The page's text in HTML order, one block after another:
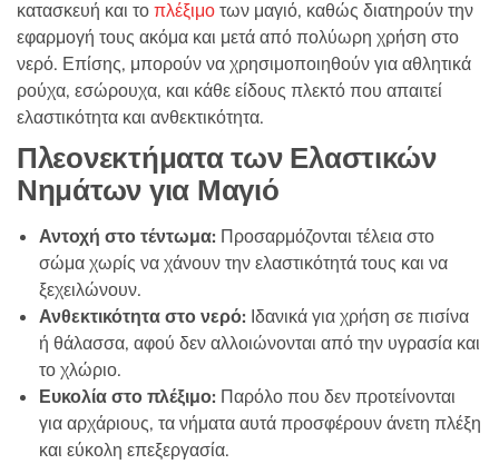
κατασκευή και τοπλέξιμοτων μαγιό, καθώς διατηρούν την
εφαρμογή τους ακόμα και μετά από πολύωρη χρήση στο
νερό. Επίσης, μπορούν να χρησιμοποιηθούν για αθλητικά
ρούχα, εσώρουχα, και κάθε είδους πλεκτό που απαιτεί
ελαστικότητα και ανθεκτικότητα.
Πλεονεκτήματα των Ελαστικών
Νημάτων για Μαγιό
Αντοχή στο τέντωμα: Προσαρμόζονται τέλεια στο
σώμα χωρίς να χάνουν την ελαστικότητά τους και να
ξεχειλώνουν.
Ανθεκτικότητα στο νερό: Ιδανικά για χρήση σε πισίνα
ή θάλασσα, αφού δεν αλλοιώνονται από την υγρασία και
το χλώριο.
Ευκολία στο πλέξιμο: Παρόλο που δεν προτείνονται
για αρχάριους, τα νήματα αυτά προσφέρουν άνετη πλέξη
και εύκολη επεξεργασία.